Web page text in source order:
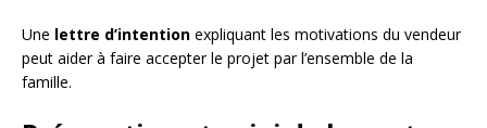
Une lettre d’intention expliquant les motivations du vendeur
peut aider à faire accepter le projet par l’ensemble de la
famille.